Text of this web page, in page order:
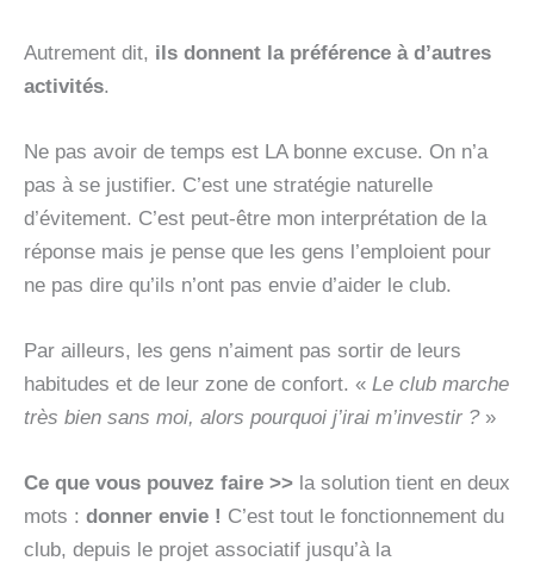
Autrement dit, ils donnent la préférence à d’autres
activités.
Ne pas avoir de temps est LA bonne excuse. On n’a
pas à se justifier. C’est une stratégie naturelle
d’évitement. C’est peut-être mon interprétation de la
réponse mais je pense que les gens l’emploient pour
ne pas dire qu’ils n’ont pas envie d’aider le club.
Par ailleurs, les gens n’aiment pas sortir de leurs
habitudes et de leur zone de confort. « Le club marche
très bien sans moi, alors pourquoi j’irai m’investir ? »
Ce que vous pouvez faire >> la solution tient en deux
mots : donner envie ! C’est tout le fonctionnement du
club, depuis le projet associatif jusqu’à la